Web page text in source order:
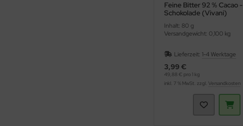
Feine Bitter 92 % Cacao -
Schokolade (Vivani)
Inhalt: 80 g
Versandgewicht: 0,100 kg
Lieferzeit: 1-4 Werktage
3,99 €
49,88 € pro 1 kg
inkl. 7 % MwSt. zzgl. Versandkosten